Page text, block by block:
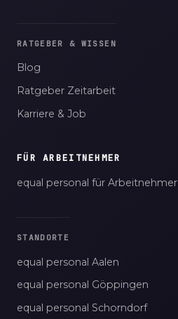
RATGEBER & WISSEN
Blog
Ratgeber Zeitarbeit
Karriere & Job
FÜR ARBEITNEHMER
equal personal für Arbeitnehmer
STANDORTE
equal personal Aalen
equal personal Göppingen
equal personal Schorndorf